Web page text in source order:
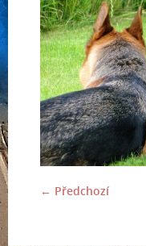
← Předchozí